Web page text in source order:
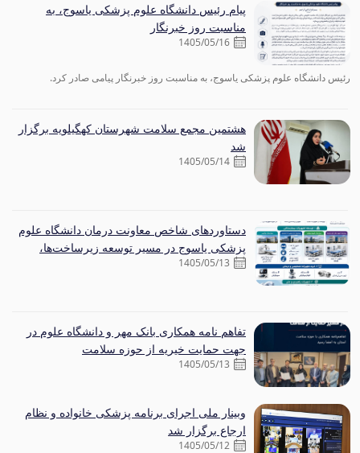
خدمات و تسهیل دسترسی شهروندان به خدمات سلامت است.
پیام رئیس دانشگاه علوم پزشکی یاسوج، به
مناسبت روز خبرنگار
1405/05/16
رئیس دانشگاه علوم پزشکی یاسوج، به مناسبت روز خبرنگار پیامی صادر کرد.
هشتمین مجمع سلامت شهرستان کهگیلویه برگزار
شد
1405/05/14
دستاوردهای شاخص معاونت درمان دانشگاه علوم
پزشکی یاسوج در مسیر توسعه زیرساخت‌ها،
افزایش ظرفیت درمانی و تجهیز بیمارستان‌های
1405/05/13
تفاهم نامه همکاری بانک مهر و دانشگاه علوم در
جهت حمایت خیریه از حوزه سلامت
1405/05/13
وبینار ملی اجرای برنامه پزشکی خانواده و نظام
ارجاع برگزار شد
1405/05/12